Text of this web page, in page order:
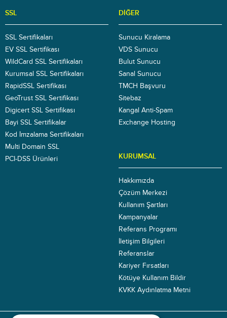
SSL
SSL Sertifikaları
EV SSL Sertifikası
WildCard SSL Sertifikaları
Kurumsal SSL Sertifikaları
RapidSSL Sertifikası
GeoTrust SSL Sertifikası
Digicert SSL Sertifikası
Bayi SSL Sertifikalar
Kod İmzalama Sertifikaları
Multi Domain SSL
PCI-DSS Ürünleri
DIĞER
Sunucu Kiralama
VDS Sunucu
Bulut Sunucu
Sanal Sunucu
TMCH Başvuru
Sitebaz
Kangal Anti-Spam
Exchange Hosting
KURUMSAL
Hakkımızda
Çözüm Merkezi
Kullanım Şartları
Kampanyalar
Referans Programı
İletişim Bilgileri
Referanslar
Kariyer Fırsatları
Kötüye Kullanım Bildir
KVKK Aydınlatma Metni